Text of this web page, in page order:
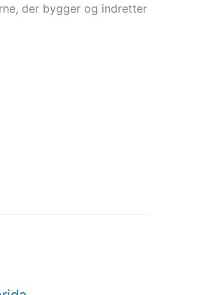
der bygger og indretter